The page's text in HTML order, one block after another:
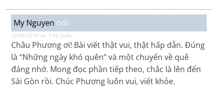
My Nguyen nói:
25/06/2016 lúc 7:45 chiều
Châu Phương ơi! Bài viết thật vui, thật hấp dẫn. Đúng
là “Những ngày khó quên” và một chuyến về quê
đáng nhớ. Mong đọc phần tiếp theo, chắc là lên đến
Sài Gòn rồi. Chúc Phương luôn vui, viết khỏe.